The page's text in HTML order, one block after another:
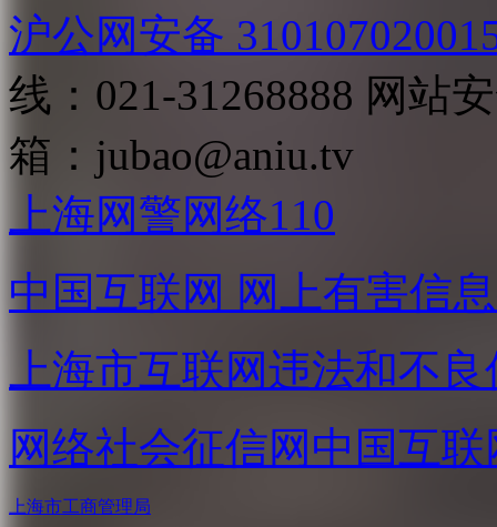
沪公网安备
线：021-31268888 网站
箱： jubao@aniu.tv
上海网警网络110
中国互联网 网上有害信
上海市互联网违法和不
网络社会征信网 中国互
上海市工商管理局